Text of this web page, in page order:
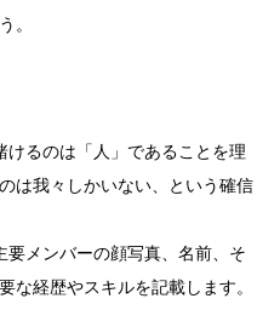
。
けるのは「人」であることを理
は我々しかいない、という確信
要メンバーの顔写真、名前、そ
な経歴やスキルを記載します。